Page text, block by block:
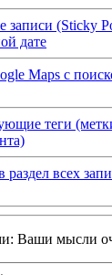
записи (Sticky
дате
Maps с
теги
всех
Ваши мысли